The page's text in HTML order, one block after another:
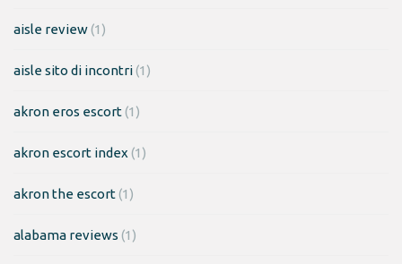
aisle review(1)
aisle sito di incontri(1)
akron eros escort(1)
akron escort index (1)
akron the escort(1)
alabama reviews (1)